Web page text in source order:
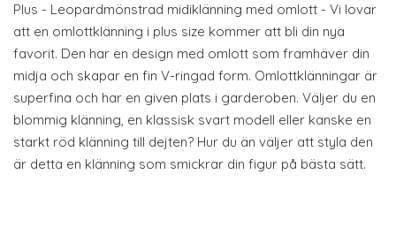
Plus - Leopardmönstrad midiklänning med omlott - Vi lovar
att en omlottklänning i plus size kommer att bli din nya
favorit. Den har en design med omlott som framhäver din
midja och skapar en fin V-ringad form. Omlottklänningar är
superfina och har en given plats i garderoben. Väljer du en
blommig klänning, en klassisk svart modell eller kanske en
starkt röd klänning till dejten? Hur du än väljer att styla den
är detta en klänning som smickrar din figur på bästa sätt.